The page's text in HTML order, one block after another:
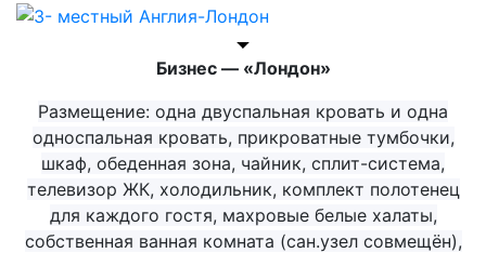
Бизнес — «Лондон»
Размещение: одна двуспальная кровать и одна
односпальная кровать, прикроватные тумбочки,
шкаф, обеденная зона, чайник, сплит-система,
телевизор ЖК, холодильник, комплект полотенец
для каждого гостя, махровые белые халаты,
собственная ванная комната (сан.узел совмещён),